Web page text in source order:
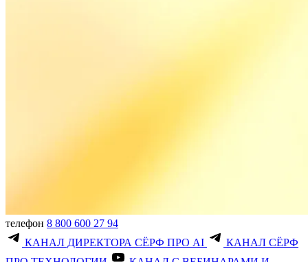
телефон 8 800 600 27 94
КАНАЛ ДИРЕКТОРА СЁРФ ПРО AI
КАНАЛ СЁРФ